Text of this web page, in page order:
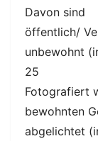
Davon sind
öffentlich/
unbewohnt
25
Fotografiert
bewohnten
abgelichtet